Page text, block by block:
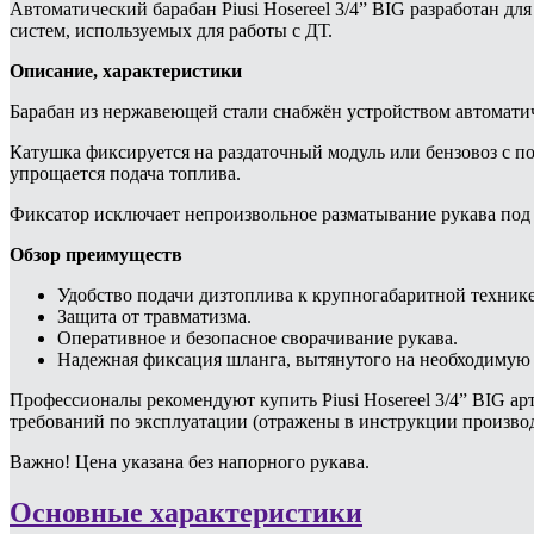
Автоматический барабан Piusi Hosereel 3/4” BIG разработан
систем, используемых для работы с ДТ.
Описание, характеристики
Барабан из нержавеющей стали снабжён устройством
Катушка фиксируется на раздаточный модуль или бензовоз
упрощается подача топлива.
Фиксатор исключает непроизвольное разматывание рукава
Обзор преимуществ
Удобство подачи дизтоплива к крупногабаритной
Защита от травматизма.
Оперативное и безопасное сворачивание рукава.
Надежная фиксация шланга, вытянутого на необходимую
Профессионалы рекомендуют купить Piusi Hosereel 3/4” BIG
требований по эксплуатации (отражены в инструкции
Важно! Цена указана без напорного рукава.
Основные характеристики